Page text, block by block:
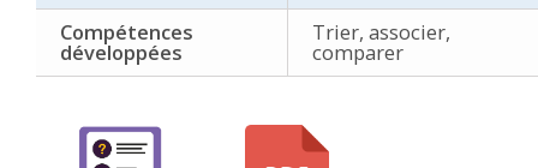
Compétences
développées
Trier, associer,
comparer